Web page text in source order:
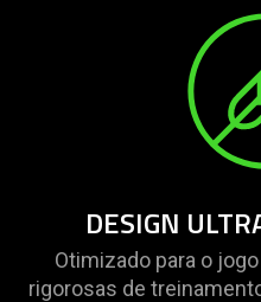
DESIGN
Otimizado para o
rigorosas de